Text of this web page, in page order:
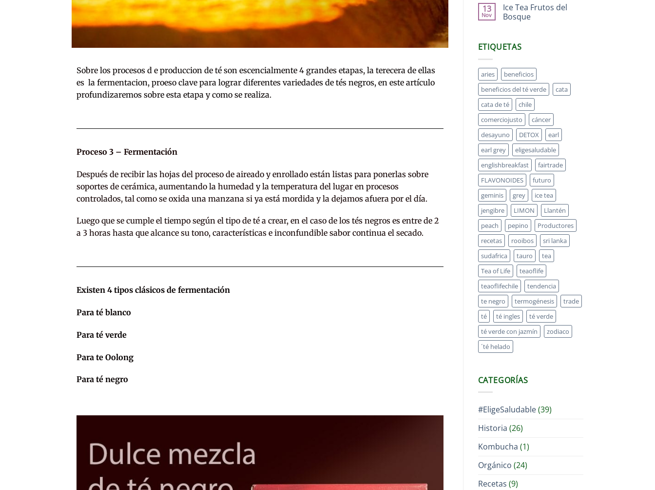
Sobre los procesos d e produccion de té son escencialmente 4 grandes etapas, la terecera de ellas
es la fermentacion, proeso clave para lograr diferentes variedades de tés negros, en este artículo
profundizaremos sobre esta etapa y como se realiza.
Proceso 3 – Fermentación
Después de recibir las hojas del proceso de aireado y enrollado están listas para ponerlas sobre
soportes de cerámica, aumentando la humedad y la temperatura del lugar en procesos
controlados, tal como se oxida una manzana si ya está mordida y la dejamos afuera por el día.
Luego que se cumple el tiempo según el tipo de té a crear, en el caso de los tés negros es entre de 2
a 3 horas hasta que alcance su tono, características e inconfundible sabor continua el secado.
Existen 4 tipos clásicos de fermentación
Para té blanco
Para té verde
Para te Oolong
Para té negro
13
Nov
Ice Tea Frutos del
Bosque
ETIQUETAS
aries
beneficios
beneficios del té verde
cata
cata de té
chile
comerciojusto
cáncer
desayuno
DETOX
earl
earl grey
eligesaludable
englishbreakfast
fairtrade
FLAVONOIDES
futuro
geminis
grey
ice tea
jengibre
LIMON
Llantén
peach
pepino
Productores
recetas
rooibos
sri lanka
sudafrica
tauro
tea
Tea of Life
teaoflife
teaoflifechile
tendencia
te negro
termogénesis
trade
té
té ingles
té verde
té verde con jazmín
zodiaco
´té helado
CATEGORÍAS
#EligeSaludable(39)
Historia (26)
Kombucha (1)
Orgánico (24)
Recetas (9)